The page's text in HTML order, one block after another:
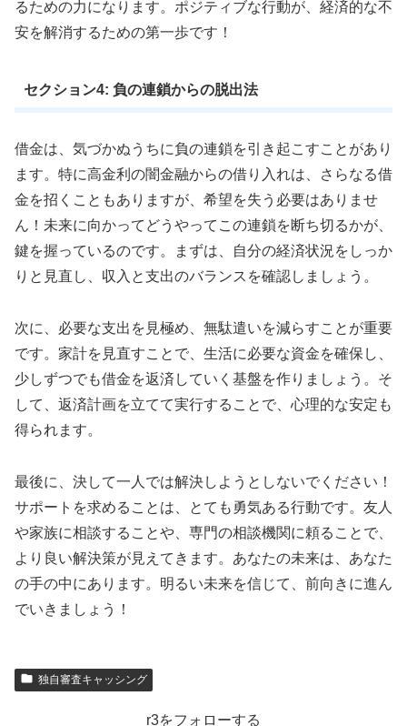
るための力になります。ポジティブな行動が、経済的な不
安を解消するための第一歩です！
セクション4: 負の連鎖からの脱出法
借金は、気づかぬうちに負の連鎖を引き起こすことがあり
ます。特に高金利の闇金融からの借り入れは、さらなる借
金を招くこともありますが、希望を失う必要はありませ
ん！未来に向かってどうやってこの連鎖を断ち切るかが、
鍵を握っているのです。まずは、自分の経済状況をしっか
りと見直し、収入と支出のバランスを確認しましょう。
次に、必要な支出を見極め、無駄遣いを減らすことが重要
です。家計を見直すことで、生活に必要な資金を確保し、
少しずつでも借金を返済していく基盤を作りましょう。そ
して、返済計画を立てて実行することで、心理的な安定も
得られます。
最後に、決して一人では解決しようとしないでください！
サポートを求めることは、とても勇気ある行動です。友人
や家族に相談することや、専門の相談機関に頼ることで、
より良い解決策が見えてきます。あなたの未来は、あなた
の手の中にあります。明るい未来を信じて、前向きに進ん
でいきましょう！
独自審査キャッシング
r3をフォローする